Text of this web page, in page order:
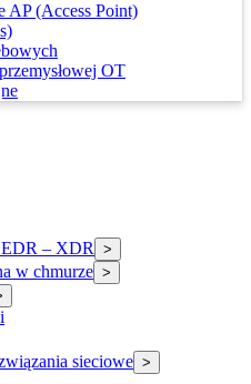
AP (Access Point)
OT
EDR – XDR >
w chmurze >
sieciowe >